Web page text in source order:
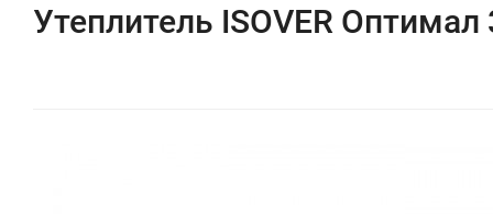
Утеплитель ISOVER